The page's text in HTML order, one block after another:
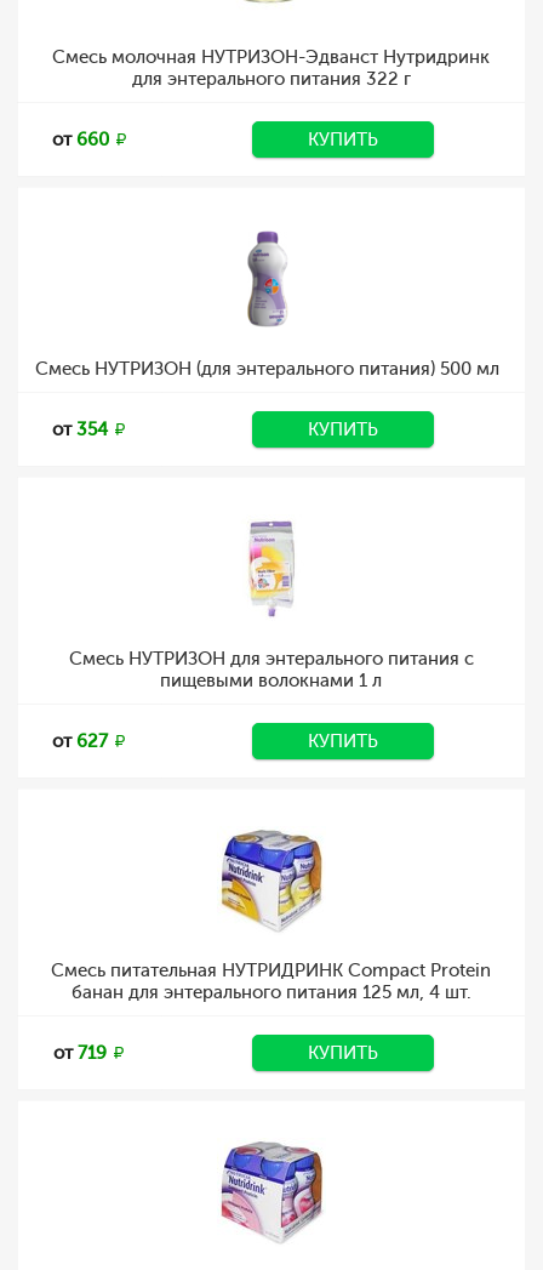
Смесь молочная НУТРИЗОН-Эдванст Нутридринк
для энтерального питания 322 г
от660 КУПИТЬ
Смесь НУТРИЗОН (для энтерального питания) 500 мл
от354 КУПИТЬ
Смесь НУТРИЗОН для энтерального питания с
пищевыми волокнами 1 л
от627 КУПИТЬ
Смесь питательная НУТРИДРИНК Compact Protein
банан для энтерального питания 125 мл, 4 шт.
от719 КУПИТЬ